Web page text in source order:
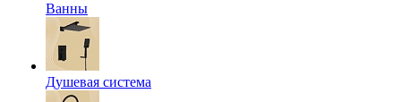
Ванны
Душевая система